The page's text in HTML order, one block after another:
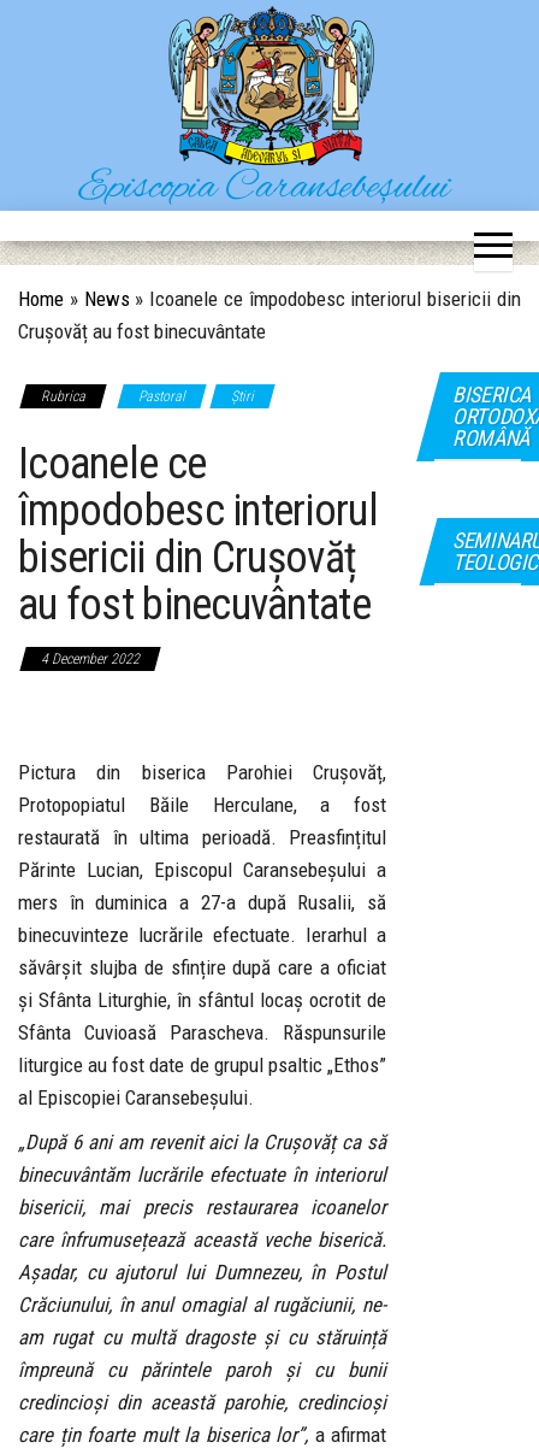
Episcopia Caransebeșului
Situl oficial al Episcopiei Caransebeșului
Home » News» Icoanele ce împodobesc interiorul bisericii din
Crușovăț au fost binecuvântate
Rubrica Pastoral Știri
Icoanele ce
împodobesc interiorul
bisericii din Crușovăț
au fost binecuvântate
4 December 2022
Pictura din biserica Parohiei Crușovăț,
Protopopiatul Băile Herculane, a fost
restaurată în ultima perioadă. Preasfințitul
Părinte Lucian, Episcopul Caransebeșului a
mers în duminica a 27-a după Rusalii, să
binecuvinteze lucrările efectuate. Ierarhul a
săvârșit slujba de sfințire după care a oficiat
și Sfânta Liturghie, în sfântul locaș ocrotit de
Sfânta Cuvioasă Parascheva. Răspunsurile
liturgice au fost date de grupul psaltic „Ethos”
al Episcopiei Caransebeșului.
„După 6 ani am revenit aici la Crușovăț ca să
binecuvântăm lucrările efectuate în interiorul
bisericii, mai precis restaurarea icoanelor
care înfrumusețează această veche biserică.
Așadar, cu ajutorul lui Dumnezeu, în Postul
Crăciunului, în anul omagial al rugăciunii, ne-
am rugat cu multă dragoste și cu stăruință
împreună cu părintele paroh și cu bunii
credincioși din această parohie, credincioși
care țin foarte mult la biserica lor”, a afirmat
BISERICA
ROMÂNĂ
TEOLOGIC